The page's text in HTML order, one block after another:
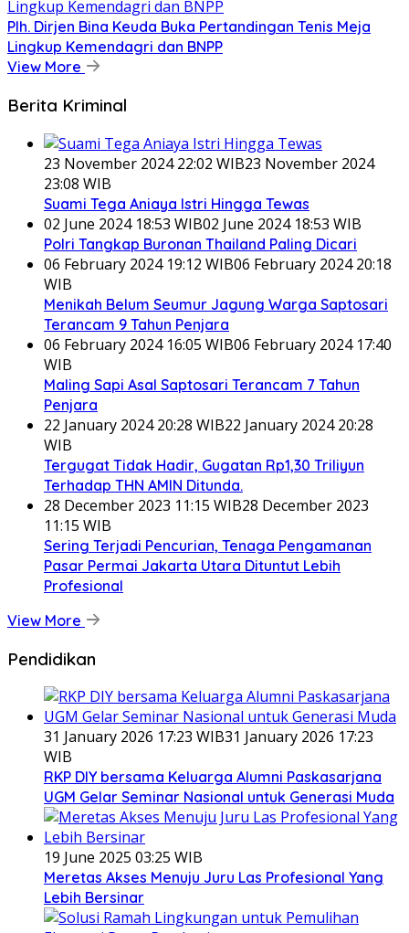
Plh. Dirjen Bina Keuda Buka Pertandingan Tenis Meja
Lingkup Kemendagri dan BNPP
View More
Berita Kriminal
23 November 2024 22:02 WIB23 November 2024
23:08 WIB
Suami Tega Aniaya Istri Hingga Tewas
02 June 2024 18:53 WIB02 June 2024 18:53 WIB
Polri Tangkap Buronan Thailand Paling Dicari
06 February 2024 19:12 WIB06 February 2024 20:18
WIB
Menikah Belum Seumur Jagung Warga Saptosari
Terancam 9 Tahun Penjara
06 February 2024 16:05 WIB06 February 2024 17:40
WIB
Maling Sapi Asal Saptosari Terancam 7 Tahun
Penjara
22 January 2024 20:28 WIB22 January 2024 20:28
WIB
Tergugat Tidak Hadir, Gugatan Rp1,30 Triliyun
Terhadap THN AMIN Ditunda.
28 December 2023 11:15 WIB28 December 2023
11:15 WIB
Sering Terjadi Pencurian, Tenaga Pengamanan
Pasar Permai Jakarta Utara Dituntut Lebih
Profesional
View More
Pendidikan
31 January 2026 17:23 WIB31 January 2026 17:23
WIB
RKP DIY bersama Keluarga Alumni Paskasarjana
UGM Gelar Seminar Nasional untuk Generasi Muda
19 June 2025 03:25 WIB
Meretas Akses Menuju Juru Las Profesional Yang
Lebih Bersinar